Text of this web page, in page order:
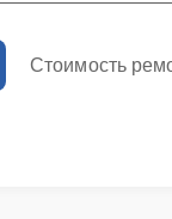
Стоимость